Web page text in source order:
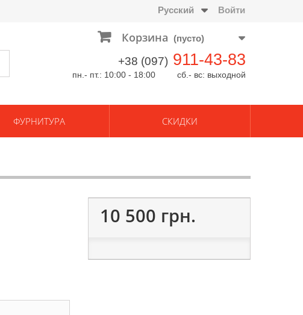
Войти
Русский
Корзина (пусто)
+38 (097) 911-43-83
пн.- пт.: 10:00 - 18:00 сб.- вс: выходной
ФУРНИТУРА СКИДКИ
10 500 грн.